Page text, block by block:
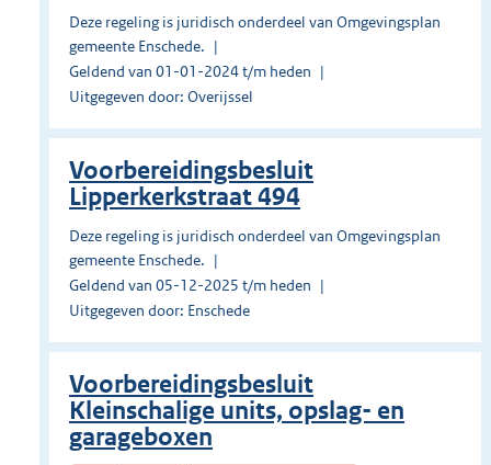
Deze regeling is juridisch onderdeel van Omgevingsplan
gemeente Enschede.
Geldend van 01-01-2024 t/m heden
Uitgegeven door: Overijssel
Voorbereidingsbesluit
Lipperkerkstraat 494
Deze regeling is juridisch onderdeel van Omgevingsplan
gemeente Enschede.
Geldend van 05-12-2025 t/m heden
Uitgegeven door: Enschede
Voorbereidingsbesluit
Kleinschalige units, opslag- en
garageboxen